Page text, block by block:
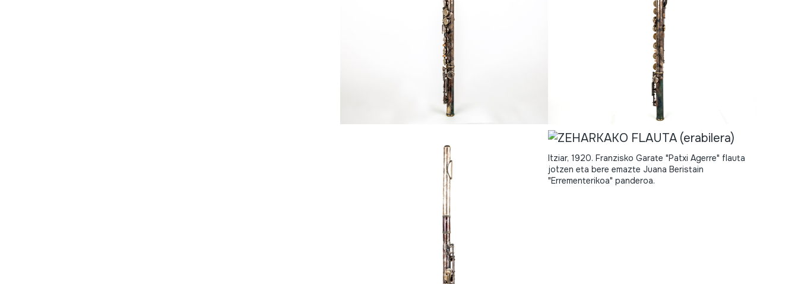
Itziar, 1920. Franzisko Garate "Patxi Agerre" flauta
jotzen eta bere emazte Juana Beristain
"Errementerikoa" panderoa.